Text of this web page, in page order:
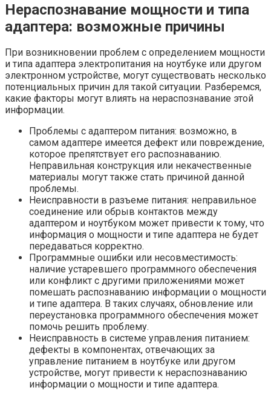
Нераспознавание мощности и типа
адаптера: возможные причины
При возникновении проблем с определением мощности
и типа адаптера электропитания на ноутбуке или другом
электронном устройстве, могут существовать несколько
потенциальных причин для такой ситуации. Разберемся,
какие факторы могут влиять на нераспознавание этой
информации.
Проблемы с адаптером питания: возможно, в
самом адаптере имеется дефект или повреждение,
которое препятствует его распознаванию.
Неправильная конструкция или некачественные
материалы могут также стать причиной данной
проблемы.
Неисправности в разъеме питания: неправильное
соединение или обрыв контактов между
адаптером и ноутбуком может привести к тому, что
информация о мощности и типе адаптера не будет
передаваться корректно.
Программные ошибки или несовместимость:
наличие устаревшего программного обеспечения
или конфликт с другими приложениями может
помешать распознаванию информации о мощности
и типе адаптера. В таких случаях, обновление или
переустановка программного обеспечения может
помочь решить проблему.
Неисправность в системе управления питанием:
дефекты в компонентах, отвечающих за
управление питанием в ноутбуке или другом
устройстве, могут привести к нераспознаванию
информации о мощности и типе адаптера.